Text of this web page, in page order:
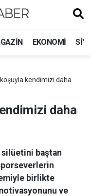
EKONOMI
kendimizi daha
daha
silüetini baştan
birlikte
ve